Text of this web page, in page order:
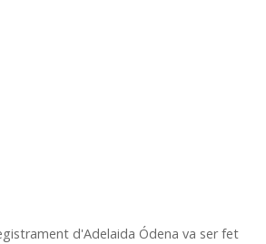
d'Adelaida Ódena va ser fet